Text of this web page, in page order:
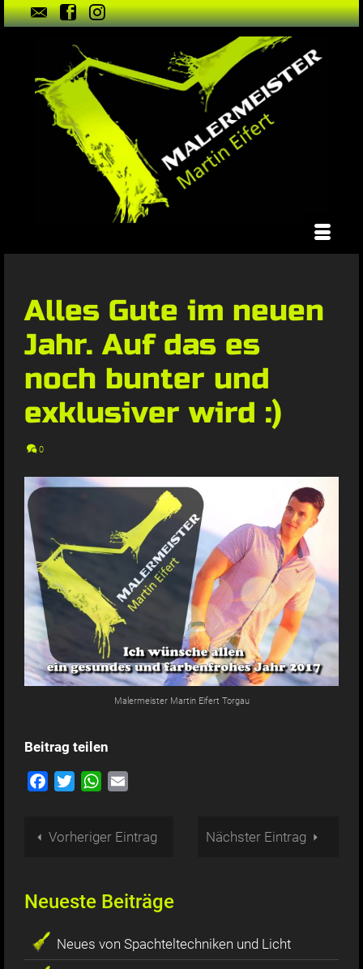
Alles Gute im neuen
Jahr. Auf das es
noch bunter und
exklusiver wird :)
0
Malermeister Martin Eifert Torgau
Beitrag teilen
FacebookTwitterWhatsApp
Vorheriger Eintrag Nächster Eintrag
Neueste Beiträge
Neues von Spachteltechniken und Licht